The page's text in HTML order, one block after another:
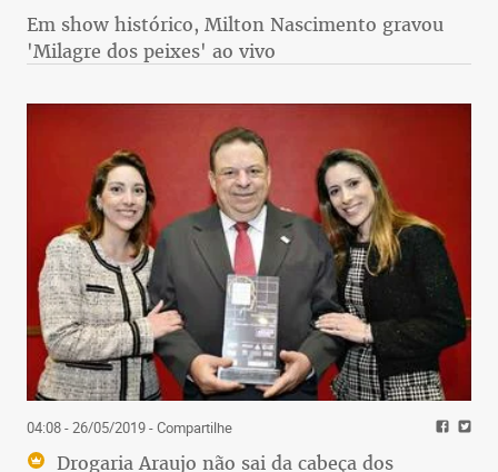
Em show histórico, Milton Nascimento gravou
'Milagre dos peixes' ao vivo
04:08 - 26/05/2019- Compartilhe
Drogaria Araujo não sai da cabeça dos